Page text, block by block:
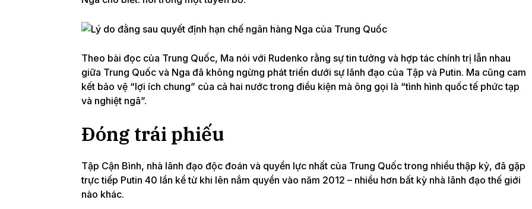
Theo bài đọc của Trung Quốc, Ma nói với Rudenko rằng sự tin tưởng và hợp tác chính trị lẫn nhau
giữa Trung Quốc và Nga đã không ngừng phát triển dưới sự lãnh đạo của Tập và Putin. Ma cũng cam
kết bảo vệ “lợi ích chung” của cả hai nước trong điều kiện mà ông gọi là “tình hình quốc tế phức tạp
và nghiệt ngã”.
Đóng trái phiếu
Tập Cận Bình, nhà lãnh đạo độc đoán và quyền lực nhất của Trung Quốc trong nhiều thập kỷ, đã gặp
trực tiếp Putin 40 lần kể từ khi lên nắm quyền vào năm 2012 – nhiều hơn bất kỳ nhà lãnh đạo thế giới
nào khác.